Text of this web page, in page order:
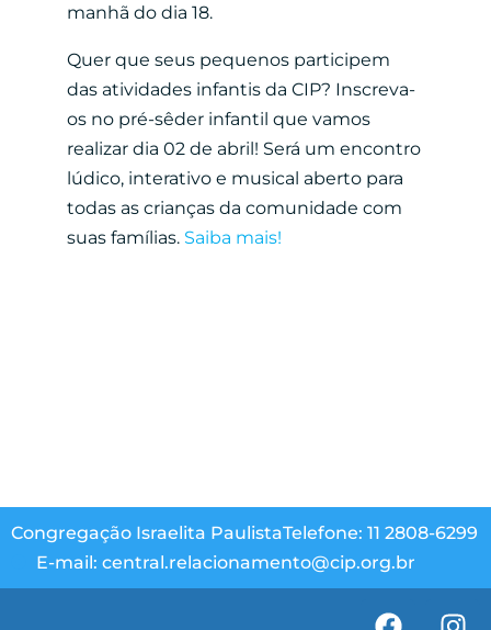
manhã do dia 18.
Quer que seus pequenos participem
das atividades infantis da CIP? Inscreva-
os no pré-sêder infantil que vamos
realizar dia 02 de abril! Será um encontro
lúdico, interativo e musical aberto para
todas as crianças da comunidade com
suas famílias. Saiba mais!
Congregação Israelita PaulistaTelefone: 11 2808-6299
E-mail: central.relacionamento@cip.org.br